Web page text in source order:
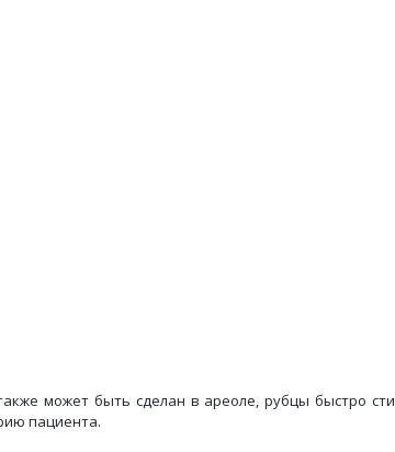
может быть сделан в ареоле, рубцы быстро
пациента.